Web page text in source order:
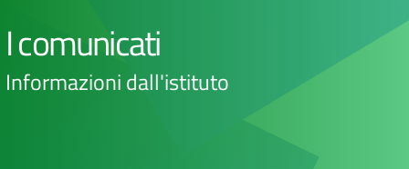
I comunicati
Informazioni dall'istituto